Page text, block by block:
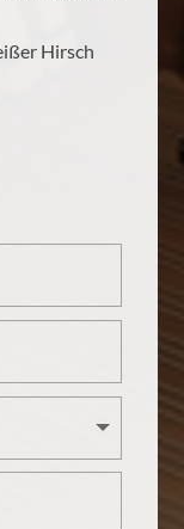
Hirsch